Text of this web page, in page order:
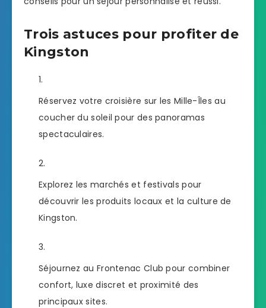
Trois astuces pour profiter de
Kingston
Réservez votre croisière sur les Mille-Îles au
coucher du soleil pour des panoramas
spectaculaires.
Explorez les marchés et festivals pour
découvrir les produits locaux et la culture de
Kingston.
Séjournez au Frontenac Club pour combiner
confort, luxe discret et proximité des
principaux sites.